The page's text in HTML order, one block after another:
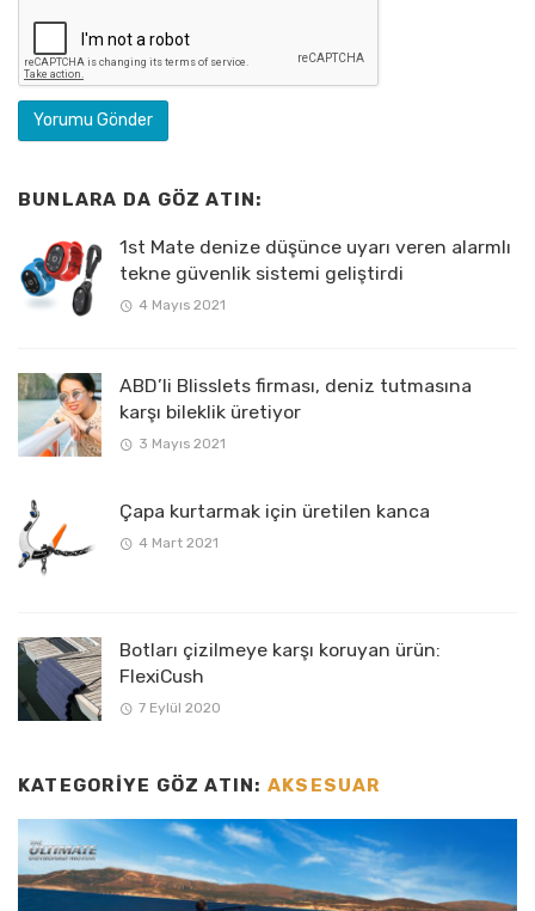
BUNLARA DA GÖZ ATIN:
1st Mate denize düşünce uyarı veren alarmlı
tekne güvenlik sistemi geliştirdi
4 Mayıs 2021
ABD’li Blisslets firması, deniz tutmasına
karşı bileklik üretiyor
3 Mayıs 2021
Çapa kurtarmak için üretilen kanca
4 Mart 2021
Botları çizilmeye karşı koruyan ürün:
FlexiCush
7 Eylül 2020
KATEGORIYE GÖZ ATIN: AKSESUAR